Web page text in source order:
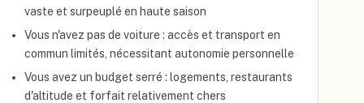
vaste et surpeuplé en haute saison
Vous n'avez pas de voiture : accès et transport en
commun limités, nécessitant autonomie personnelle
Vous avez un budget serré : logements, restaurants
d'altitude et forfait relativement chers